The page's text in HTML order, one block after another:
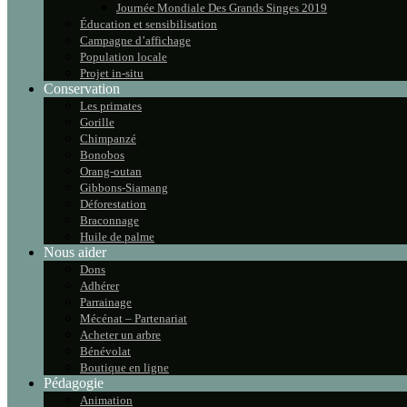
Journée Mondiale Des Grands Singes 2019
Éducation et sensibilisation
Campagne d’affichage
Population locale
Projet in-situ
Conservation
Les primates
Gorille
Chimpanzé
Bonobos
Orang-outan
Gibbons-Siamang
Déforestation
Braconnage
Huile de palme
Nous aider
Dons
Adhérer
Parrainage
Mécénat – Partenariat
Acheter un arbre
Bénévolat
Boutique en ligne
Pédagogie
Animation